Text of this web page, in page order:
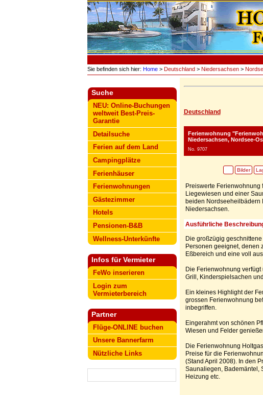
Sie befinden sich hier: Home> Deutschland> Niedersachsen>
Suche
NEU: Online-Buchungen
weltweit Best-Preis-
Garantie
Detailsuche
Ferien auf dem Land
Campingplätze
Ferienhäuser
Ferienwohnungen
Gästezimmer
Hotels
Pensionen-B&B
Wellness-Unterkünfte
Infos für Vermieter
FeWo inserieren
Login zum
Vermieterbereich
Partner
Flüge-ONLINE buchen
Unsere Bannerfarm
Nützliche Links
Deutschland
Ferienwohnung
Niedersachsen, Nordsee-
No. 9707
Bilder
Preiswerte Ferienwohnung
Liegewiesen und einer
beiden Nordseeheilbädern
Niedersachsen.
Ausführliche
Die großzügig
Personen geeignet, denen
Eßbereich und eine voll
Die Ferienwohnung
Grill, Kinderspielsachen
Ein kleines Highlight der
grossen Ferienwohnung
inbegriffen.
Eingerahmt von schönen
Wiesen und Felder
Die Ferienwohnung
Preise für die
(Stand April 2008). In den
Saunaliegen, Bademäntel,
Heizung etc.